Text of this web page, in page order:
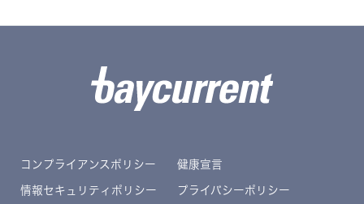
コンプライアンスポリシー 健康宣言
情報セキュリティポリシー プライバシーポリシー